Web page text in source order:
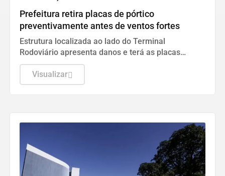
Prefeitura retira placas de pórtico
preventivamente antes de ventos fortes
Estrutura localizada ao lado do Terminal
Rodoviário apresenta danos e terá as placas
removidas até que as condições de segurança
sejam restabelecidas
Visualizar